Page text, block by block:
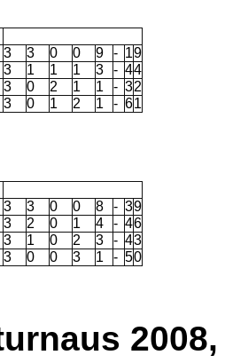
3 3 0 0 9 - 19
3 1 1 1 3 - 44
3 0 2 1 1 - 32
3 0 1 2 1 - 61
3 3 0 0 8 - 39
3 2 0 1 4 - 46
3 1 0 2 3 - 43
3 0 0 3 1 - 50